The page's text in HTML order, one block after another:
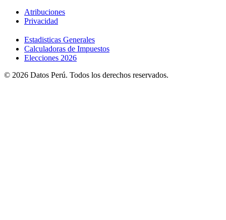
Atribuciones
Privacidad
Estadisticas Generales
Calculadoras de Impuestos
Elecciones 2026
© 2026 Datos Perú. Todos los derechos reservados.